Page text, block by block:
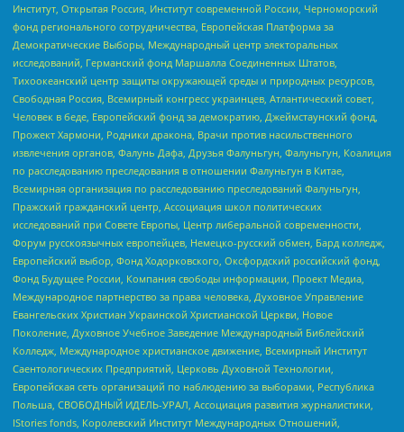
Институт, Открытая Россия, Институт современной России, Черноморский
фонд регионального сотрудничества, Европейская Платформа за
Демократические Выборы, Международный центр электоральных
исследований, Германский фонд Маршалла Соединенных Штатов,
Тихоокеанский центр защиты окружающей среды и природных ресурсов,
Свободная Россия, Всемирный конгресс украинцев, Атлантический совет,
Человек в беде, Европейский фонд за демократию, Джеймстаунский фонд,
Прожект Хармони, Родники дракона, Врачи против насильственного
извлечения органов, Фалунь Дафа, Друзья Фалуньгун, Фалуньгун, Коалиция
по расследованию преследования в отношении Фалуньгун в Китае,
Всемирная организация по расследованию преследований Фалуньгун,
Пражский гражданский центр, Ассоциация школ политических
исследований при Совете Европы, Центр либеральной современности,
Форум русскоязычных европейцев, Немецко-русский обмен, Бард колледж,
Европейский выбор, Фонд Ходорковского, Оксфордский российский фонд,
Фонд Будущее России, Компания свободы информации, Проект Медиа,
Международное партнерство за права человека, Духовное Управление
Евангельских Христиан Украинской Христианской Церкви, Новое
Поколение, Духовное Учебное Заведение Международный Библейский
Колледж, Международное христианское движение, Всемирный Институт
Саентологических Предприятий, Церковь Духовной Технологии,
Европейская сеть организаций по наблюдению за выборами, Республика
Польша, СВОБОДНЫЙ ИДЕЛЬ-УРАЛ, Ассоциация развития журналистики,
IStories fonds, Королевский Институт Международных Отношений,